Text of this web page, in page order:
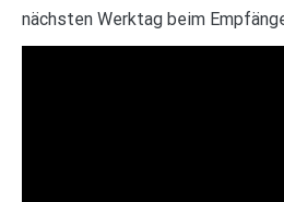
nächsten Werktag beim